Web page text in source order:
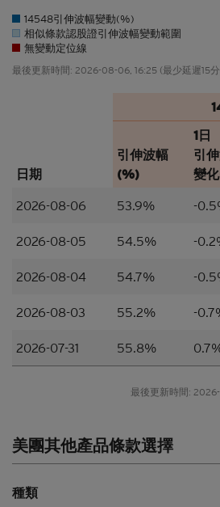
的地區複製、分發、傳送、披露或
特別要注意的是，本網站所載的資
見1933年美國《證券法》S規例）
設， 閣下不應在香港境外登入、
並非邀約/意見/建議
成或組成購買、出售、認購或承銷
的一項（或其中一部分的）要約
品或達成任何交易的意見或任何形
或其材料不應被視為任何類型或形
所編製的材料僅概括以一般資訊接
特別以某一資訊接收者的具體需
源，然而，網站擁有人並無對材料
該等材料未必完整或準確。材料
並無責任對材料進行更新或補充。
14548引伸波幅變動(%)
相似條款認股證引伸波幅變動範圍
無變動定位線
最後更新時間: 2026-08-06, 16:25 (最少延遲15
日期
引伸波幅
(%)
1日
引
變
2026-08-06 53.9% -
2026-08-05 54.5% -
2026-08-04 54.7% -
2026-08-03 55.2% -
2026-07-31 55.8%
最後更新時間:
美團其他產品條款選擇
種類